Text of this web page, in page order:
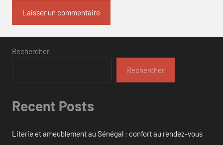
Rechercher
Rechercher
Recent Posts
Literie et ameublement au Sénégal : confort au rendez-vous